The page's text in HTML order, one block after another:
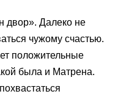
Далеко не
чужому счастью.
положительные
была и Матрена.